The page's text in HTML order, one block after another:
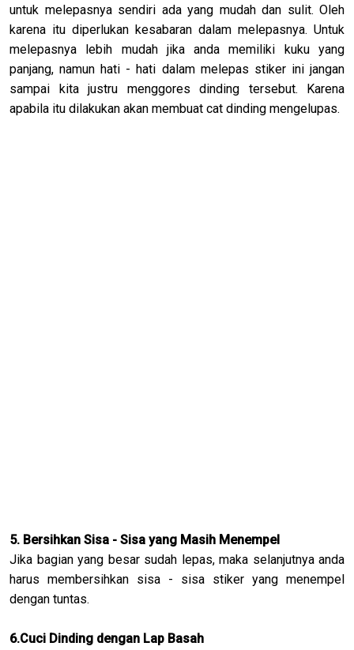
untuk melepasnya sendiri ada yang mudah dan sulit. Oleh
karena itu diperlukan kesabaran dalam melepasnya. Untuk
melepasnya lebih mudah jika anda memiliki kuku yang
panjang, namun hati - hati dalam melepas stiker ini jangan
sampai kita justru menggores dinding tersebut. Karena
apabila itu dilakukan akan membuat cat dinding mengelupas.
5. Bersihkan Sisa - Sisa yang Masih Menempel
Jika bagian yang besar sudah lepas, maka selanjutnya anda
harus membersihkan sisa - sisa stiker yang menempel
dengan tuntas.
6.Cuci Dinding dengan Lap Basah